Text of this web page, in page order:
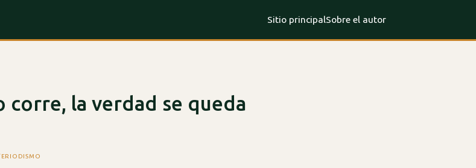
Sitio principalSobre el autor
corre, la verdad se queda